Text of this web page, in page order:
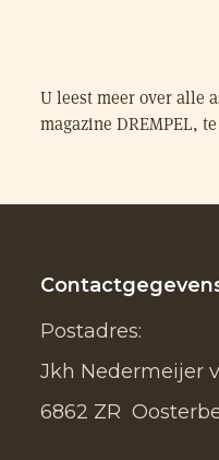
U leest meer over alle
magazine DREMPEL,
Postadres:
Jkh Nedermeijer
6862 ZR